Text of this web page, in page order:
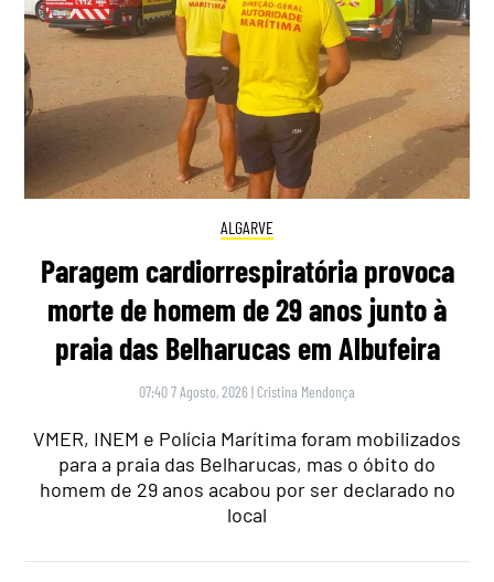
ALGARVE
Paragem cardiorrespiratória provoca
morte de homem de 29 anos junto à
praia das Belharucas em Albufeira
07:40 7 Agosto, 2026 | Cristina Mendonça
VMER, INEM e Polícia Marítima foram mobilizados
para a praia das Belharucas, mas o óbito do
homem de 29 anos acabou por ser declarado no
local